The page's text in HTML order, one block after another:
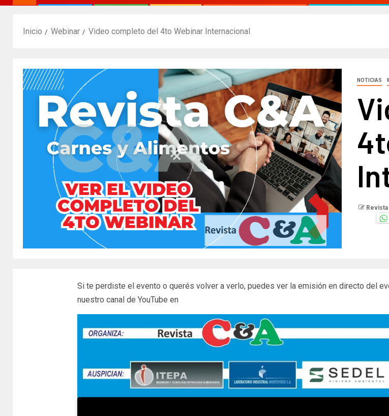
Inicio Webinar Video completo del 4to Webinar Internacional
NOTICIAS
Si te perdiste el evento o querés volver a verlo, puedes ver la emisión en directo del
nuestro canal de YouTube en